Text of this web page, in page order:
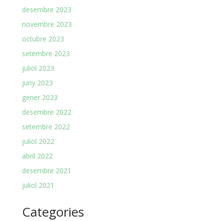
desembre 2023
novembre 2023
octubre 2023
setembre 2023
juliol 2023
juny 2023
gener 2023
desembre 2022
setembre 2022
juliol 2022
abril 2022
desembre 2021
juliol 2021
Categories